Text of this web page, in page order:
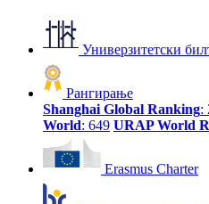
Универзитетски
Рангирање
Shanghai Global Ranking:
World: 649 URAP World
Erasmus Charter